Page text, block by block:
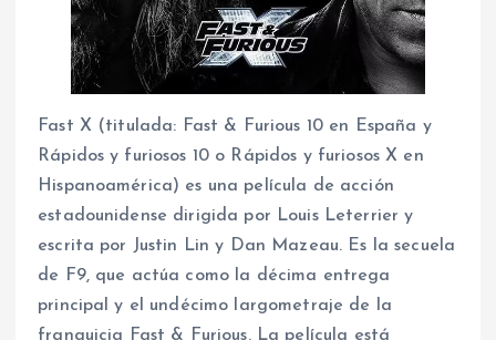
Fast X (titulada: Fast & Furious 10 en España y
Rápidos y furiosos 10 o Rápidos y furiosos X en
Hispanoamérica) es una película de acción
estadounidense dirigida por Louis Leterrier y
escrita por Justin Lin y Dan Mazeau. Es la secuela
de F9, que actúa como la décima entrega
principal y el undécimo largometraje de la
franquicia Fast & Furious. La película está